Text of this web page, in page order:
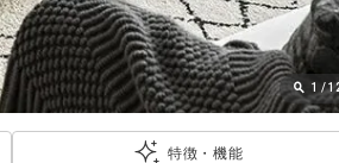
1 /
特徴・機能